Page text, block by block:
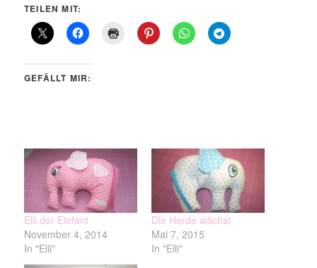
TEILEN MIT:
GEFÄLLT MIR:
Elli der Elefant
November 4, 2014
In "Elli"
Die Herde wächst
Mai 7, 2015
In "Elli"